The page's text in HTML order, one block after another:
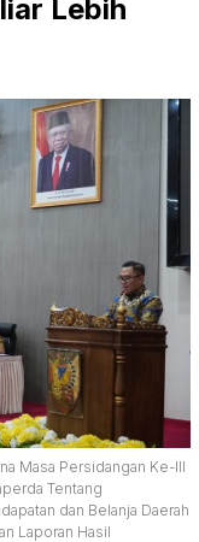
Lebih
Masa Persidangan Ke-III
Tentang
dan Belanja Daerah
Laporan Hasil